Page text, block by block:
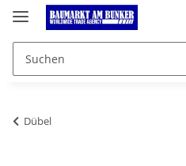
Dübel